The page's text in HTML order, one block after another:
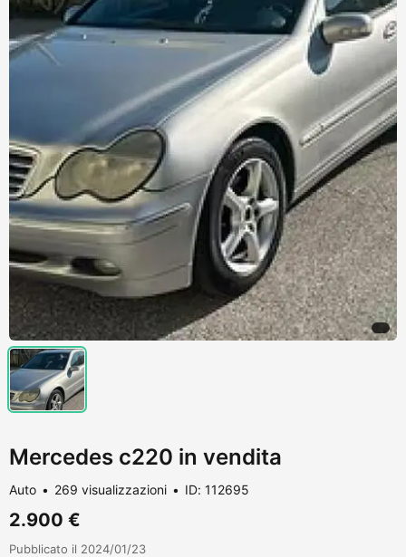
Mercedes c220 in vendita
Auto 269 visualizzazioni ID: 112695
2.900 €
Pubblicato il 2024/01/23